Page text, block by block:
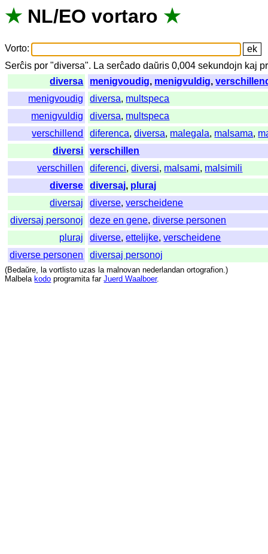
★ NL/EO vortaro ★
Vorto:
Serĉis por "diversa". La serĉado daŭris 0,004sekundojn kaj
diversa
menigvoudig, menigvuldig,
menigvoudig
diversa, multspeca
menigvuldig
diversa, multspeca
verschillend
diferenca,diversa, malegala, malsama,
diversi
verschillen
verschillen
diferenci,diversi, malsami, malsimili
diverse
diversaj, pluraj
diversaj
diverse,verscheidene
diversaj personoj
deze en gene,diverse personen
pluraj
diverse,ettelijke,verscheidene
diverse personen
diversaj personoj
(Bedaŭre, la vortlisto uzas la malnovan nederlandan ortografion.)
Malbela kodo programita far Juerd Waalboer.